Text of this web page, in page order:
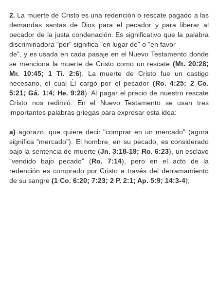
2. La muerte de Cristo es una redención o rescate pagado a las
demandas santas de Dios para el pecador y para liberar al
pecador de la justa condenación. Es significativo que la palabra
discriminadora "por" significa "en lugar de" o "en favor
de", y es usada en cada pasaje en el Nuevo Testamento donde
se menciona la muerte de Cristo como un rescate(Mt. 20:28;
Mr. 10:45; 1 Ti. 2:6). La muerte de Cristo fue un castigo
necesario, el cual Él cargó por el pecador (Ro. 4:25; 2 Co.
5:21; Gá. 1:4; He. 9:28). Al pagar el precio de nuestro rescate
Cristo nos redimió. En el Nuevo Testamento se usan tres
importantes palabras griegas para expresar esta idea:
a) agorazo, que quiere decir "comprar en un mercado" (agora
significa "mercado"). El hombre, en su pecado, es considerado
bajo la sentencia de muerte (Jn. 3:18-19; Ro. 6:23), un esclavo
"vendido bajo pecado" (Ro. 7:14), pero en el acto de la
redención es comprado por Cristo a través del derramamiento
de su sangre (1 Co. 6:20; 7:23; 2 P. 2:1; Ap. 5:9; 14:3-4);